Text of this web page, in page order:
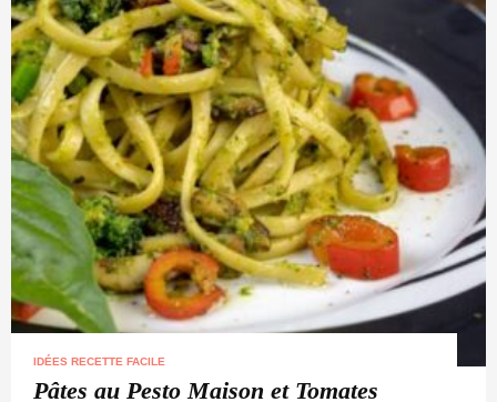
IDÉES RECETTE FACILE
Pâtes au Pesto Maison et Tomates